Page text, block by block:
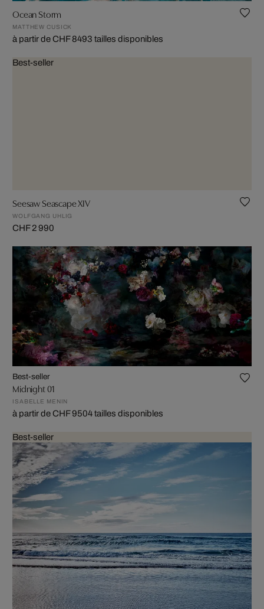
Ocean Storm
MATTHEW CUSICK
à partir de CHF 8493 tailles disponibles
Best-seller
Seesaw Seascape XIV
WOLFGANG UHLIG
CHF 2 990
Best-seller
Midnight 01
ISABELLE MENIN
à partir de CHF 9504 tailles disponibles
Best-seller